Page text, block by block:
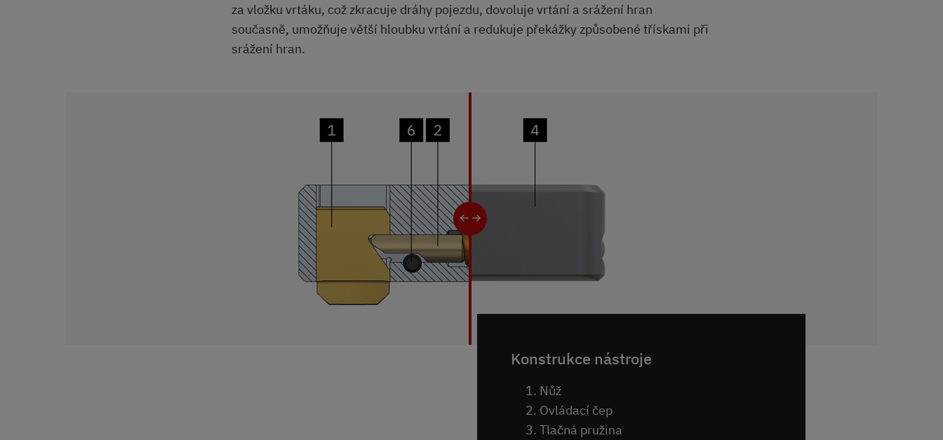
za vložku vrtáku, což zkracuje dráhy pojezdu, dovoluje vrtání a srážení hran
současně, umožňuje větší hloubku vrtání a redukuje překážky způsobené třískami při
srážení hran.
Konstrukce nástroje
Nůž
Ovládací čep
Tlačná pružina